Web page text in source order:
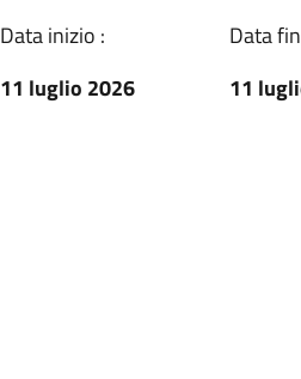
Data inizio :
11 luglio 2026
Data
11